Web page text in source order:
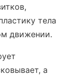
тела
движении.
а